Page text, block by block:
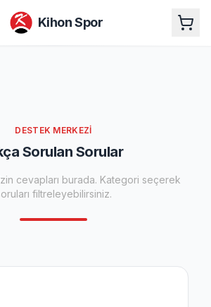
Kihon Spor
DESTEK MERKEZI
Sorulan Sorular
cevapları burada. Kategori seçerek
filtreleyebilirsiniz.